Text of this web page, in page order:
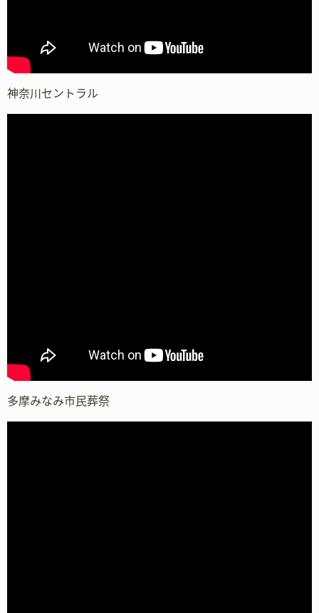
神奈川セントラル
多摩みなみ市民葬祭